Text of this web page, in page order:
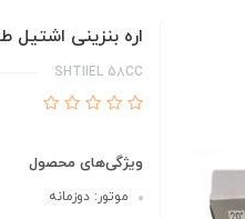
اره بنزینی اشتیل طرح ۵۰
SHTIIEL 58CC
ویژگی‌های محصول
موتور: دوزمانه